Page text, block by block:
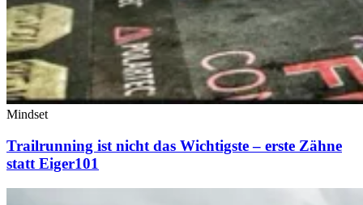
Mindset
Trailrunning ist nicht das Wichtigste – erste Zähne
statt Eiger101